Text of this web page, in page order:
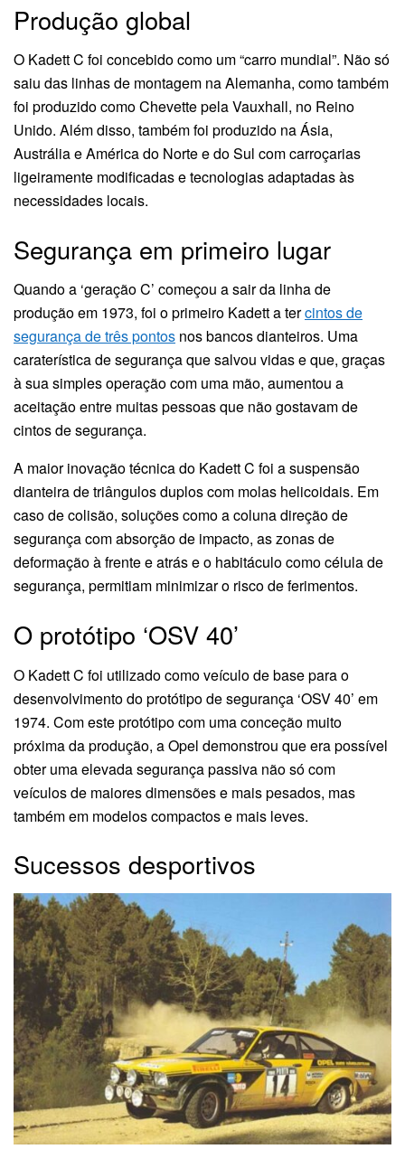
Produção global
O Kadett C foi concebido como um “carro mundial”. Não só
saiu das linhas de montagem na Alemanha, como também
foi produzido como Chevette pela Vauxhall, no Reino
Unido. Além disso, também foi produzido na Ásia,
Austrália e América do Norte e do Sul com carroçarias
ligeiramente modificadas e tecnologias adaptadas às
necessidades locais.
Segurança em primeiro lugar
Quando a ‘geração C’ começou a sair da linha de
produção em 1973, foi o primeiro Kadett a tercintos de
segurança de três pontos nos bancos dianteiros. Uma
caraterística de segurança que salvou vidas e que, graças
à sua simples operação com uma mão, aumentou a
aceitação entre muitas pessoas que não gostavam de
cintos de segurança.
A maior inovação técnica do Kadett C foi a suspensão
dianteira de triângulos duplos com molas helicoidais. Em
caso de colisão, soluções como a coluna direção de
segurança com absorção de impacto, as zonas de
deformação à frente e atrás e o habitáculo como célula de
segurança, permitiam minimizar o risco de ferimentos.
O protótipo ‘OSV 40’
O Kadett C foi utilizado como veículo de base para o
desenvolvimento do protótipo de segurança ‘OSV 40’ em
1974. Com este protótipo com uma conceção muito
próxima da produção, a Opel demonstrou que era possível
obter uma elevada segurança passiva não só com
veículos de maiores dimensões e mais pesados, mas
também em modelos compactos e mais leves.
Sucessos desportivos